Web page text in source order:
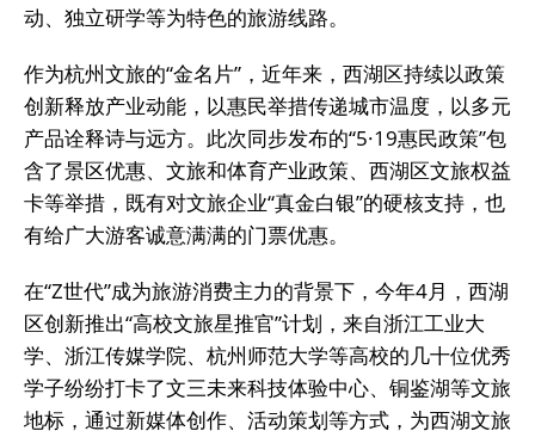
动、独立研学等为特色的旅游线路。
作为杭州文旅的“金名片”，近年来，西湖区持续以政策
创新释放产业动能，以惠民举措传递城市温度，以多元
产品诠释诗与远方。此次同步发布的“5·19惠民政策”包
含了景区优惠、文旅和体育产业政策、西湖区文旅权益
卡等举措，既有对文旅企业“真金白银”的硬核支持，也
有给广大游客诚意满满的门票优惠。
在“Z世代”成为旅游消费主力的背景下，今年4月，西湖
区创新推出“高校文旅星推官”计划，来自浙江工业大
学、浙江传媒学院、杭州师范大学等高校的几十位优秀
学子纷纷打卡了文三未来科技体验中心、铜鉴湖等文旅
地标，通过新媒体创作、活动策划等方式，为西湖文旅